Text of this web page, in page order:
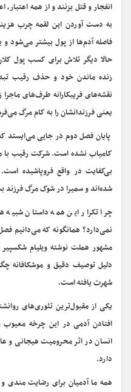
انفجار و قتل بزنند و از همه
به دست آوردن این لقمه چرب
فاصله آدم‌ها از پول بیشتر می‌شود
حالا دیگر تلاش برای کسب پول
زنده ماندن خود و حذف رقیب
نقشه‌های فریبکارانه طرف‌های
یعنی فرزندانشان را به کام مرگ
پایان فصل دوم در جایی می‌ایستد
کامیاب نشده است. شرکت رقیب با
بی‌کفایت در واقع فروپاشیده
شده‌اند و سمیرا در شوک مرگ
چرا تکرار این همه داستان شبیه
نمی‌دارد؟ همانگونه که می‌دانیم
مشهور هملت نوشته ویلیام
دلیل توصیف دقیق و موشکافانه
شهرت یافته است.
یکی از مقبول‌ترین تئوری‌های
افتادن آدمی در این چرخه معیوب
انسان در اثر محرومیت هیجانی و
دارد.
همه ما آدمیان برای رضایت مندی و